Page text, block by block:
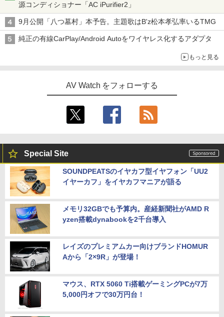
源コンディショナー「AC iPurifier2」
9月公開「八つ墓村」本予告。主題歌はB'z松本孝弘率いるTMG
純正の有線CarPlay/Android Autoをワイヤレス化するアダプタ
もっと見る
AV Watch をフォローする
Special Site
SOUNDPEATSのイヤカフ型イヤフォン「UU2
イヤーカフ」をイヤカフマニアが語る
メモリ32GBでも予算内。産経新聞社がAMD R
yzen搭載dynabookを2千台導入
レイズのプレミアムカー向けブランドHOMUR
Aから「2×9R」が登場！
マウス、RTX 5060 Ti搭載ゲーミングPCが7万
5,000円オフで30万円台！